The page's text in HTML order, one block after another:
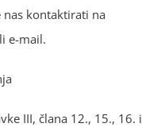
kontaktirati na
e-mail.
III, člana 12., 15., 16. i